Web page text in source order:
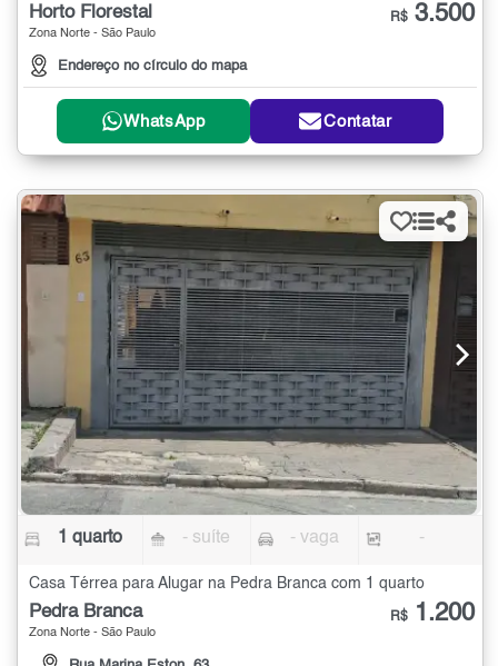
Horto Florestal
Zona Norte - São Paulo
Endereço no círculo do mapa
R$ 3.500
WhatsApp Contatar
1 quarto - suíte - vaga -
Casa Térrea para Alugar na Pedra Branca com 1 quarto
Pedra Branca
Zona Norte - São Paulo
R$ 1.200